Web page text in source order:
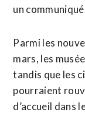
un
Parmi les
mars, les
tandis que les
pourraient
d’accueil dans